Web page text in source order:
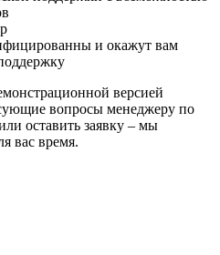
и окажут вам
версией
вопросы менеджеру по
оставить заявку – мы
вас время.